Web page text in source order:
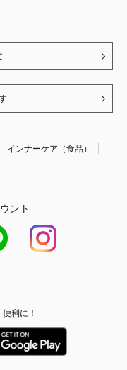
インナーケア（食品）
ント
利に！